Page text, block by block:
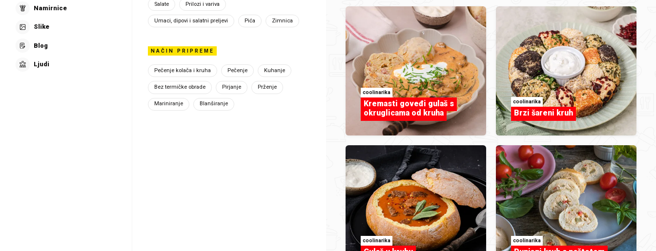
Namirnice
Slike
Blog
Ljudi
Rajčica za
svaki dan
Salate Prilozi i variva
Umaci, dipovi i salatni preljevi Pića Zimnica
NAČIN PRIPREME
Pečenje kolača i kruha Pečenje Kuhanje
Bez termičke obrade Pirjanje Prženje
Mariniranje Blanširanje
coolinarika
Kremasti goveđi gulaš s
okruglicama od kruha
coolinarika
Brzi šareni kruh
coolinarika coolinarika